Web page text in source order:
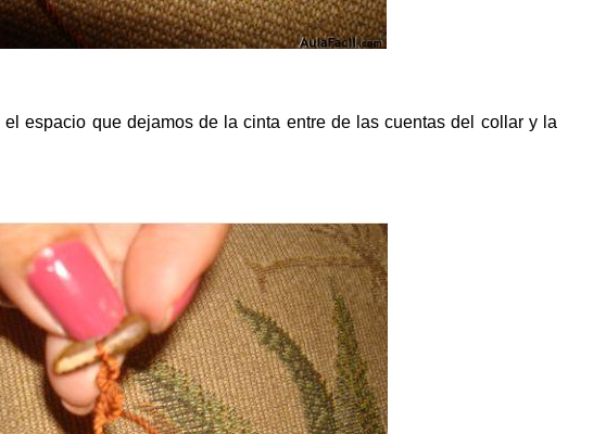
espacio que dejamos de la cinta entre de las cuentas del collar y la